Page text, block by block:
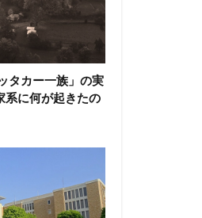
タカー一族」の実
系に何が起きたの